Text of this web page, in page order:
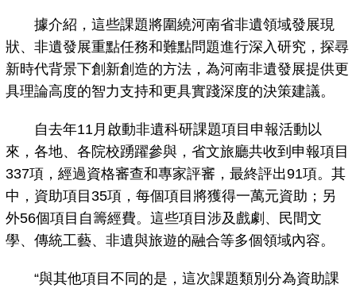
據介紹，這些課題將圍繞河南省非遺領域發展現
狀、非遺發展重點任務和難點問題進行深入研究，探尋
新時代背景下創新創造的方法，為河南非遺發展提供更
具理論高度的智力支持和更具實踐深度的決策建議。
自去年11月啟動非遺科研課題項目申報活動以
來，各地、各院校踴躍參與，省文旅廳共收到申報項目
337項，經過資格審查和專家評審，最終評出91項。其
中，資助項目35項，每個項目將獲得一萬元資助；另
外56個項目自籌經費。這些項目涉及戲劇、民間文
學、傳統工藝、非遺與旅遊的融合等多個領域內容。
“與其他項目不同的是，這次課題類別分為資助課